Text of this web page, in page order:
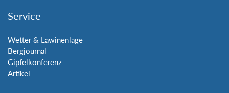
Service
Wetter & Lawinenlage
Bergjournal
Gipfelkonferenz
Artikel